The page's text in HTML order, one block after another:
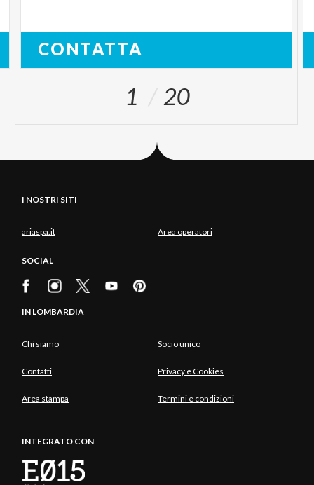
CONTATTA
1 20
I NOSTRI SITI
ariaspa.it Area operatori
SOCIAL
IN LOMBARDIA
Chi siamo Socio unico
Contatti Privacy e Cookies
Area stampa Termini e condizioni
INTEGRATO CON